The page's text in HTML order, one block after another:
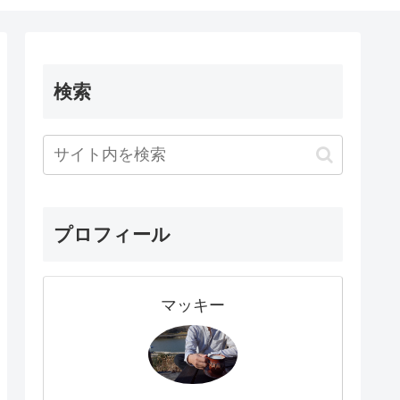
検索
プロフィール
マッキー